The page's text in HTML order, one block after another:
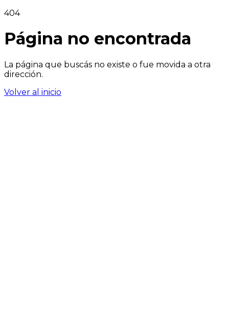
404
Página no encontrada
La página que buscás no existe o fue movida a otra
dirección.
Volver al inicio